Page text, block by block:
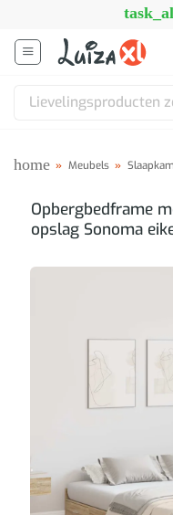
inhoud
Zoeken
home » Meubels »
Opbergbedframe
opslag Sonoma